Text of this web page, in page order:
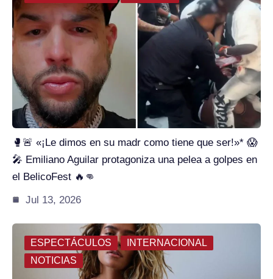
🥊🚨 «¡Le dimos en su madr como tiene que ser!»* 😱
🎤 Emiliano Aguilar protagoniza una pelea a golpes en
el BelicoFest 🔥👊
Jul 13, 2026
ESPECTÁCULOS
INTERNACIONAL
NOTICIAS